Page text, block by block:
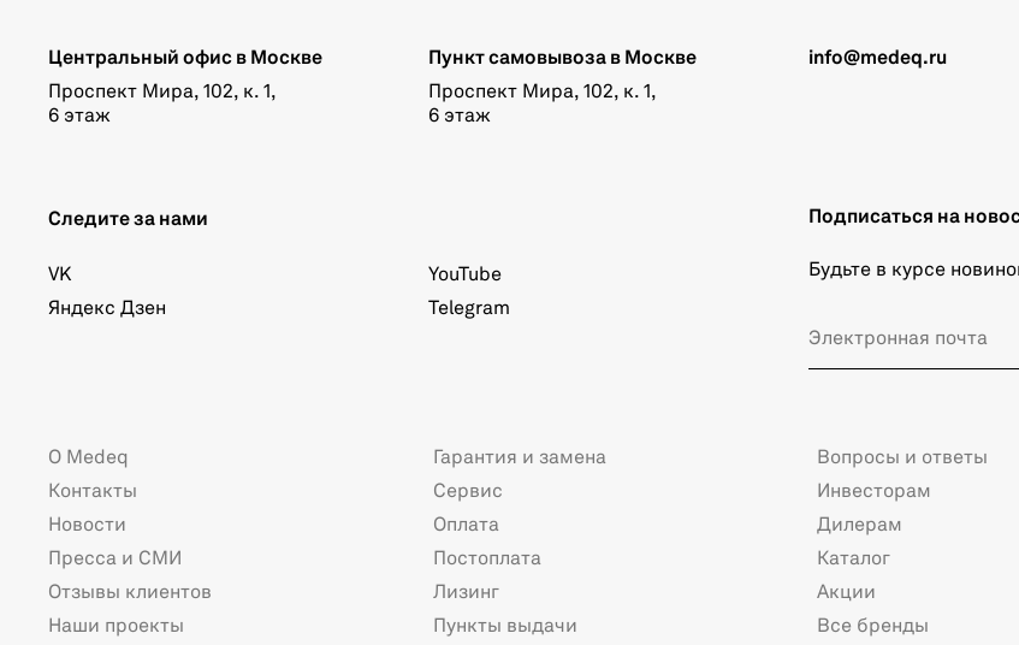
info@medeq.ru
Центральный офис в Москве
Проспект Мира, 102, к. 1,
6 этаж
Пункт самовывоза в Москве
Проспект Мира, 102, к. 1,
6 этаж
Следите за нами
VK
Яндекс Дзен
YouTube
Telegram
Подписаться на
Будьте в курсе
О Medeq
Контакты
Новости
Пресса и СМИ
Отзывы клиентов
Наши проекты
Гарантия и замена
Сервис
Оплата
Постоплата
Лизинг
Пункты выдачи
Вопросы и ответы
Инвесторам
Дилерам
Каталог
Акции
Все бренды